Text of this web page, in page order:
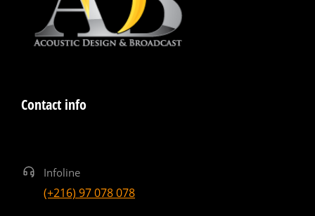
Contact info
Infoline
(+216) 97 078 078